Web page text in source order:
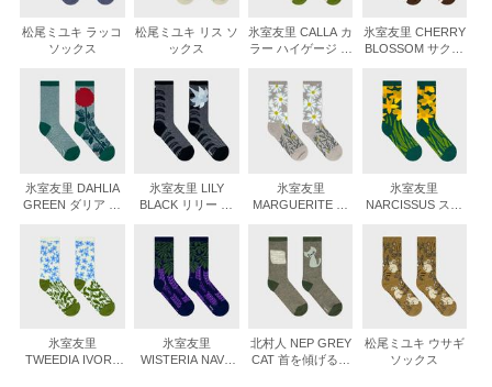
松尾ミユキ ラッコ
ソックス
松尾ミユキ リス ソ
ックス
氷室友里 CALLA カ
ラー ハイゲージ ソ
氷室友里 CHERRY
BLOSSOM サクラ
ス
氷室友里 DAHLIA
GREEN ダリア グ
ソックス
氷室友里 LILY
BLACK リリー ブ
ソックス
氷室友里
MARGUERITE マ
ージ ソックス
氷室友里
NARCISSUS スイ
ックス
氷室友里
TWEEDIA IVORY
氷室友里
WISTERIA NAVY
北村人 NEP GREY
CAT 首を傾げるグ
松尾ミユキ ウサギ
ソックス